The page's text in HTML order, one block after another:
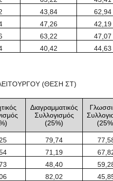
43 84 62 94
47 26 42 19
63 22 47 07
40, 42 44, 63
(ΘΕΣΗ ΣΤ)
Διαγραμματικός
Συλλογισμός
(25%)
(25
25 79 74 77
71 19 67
48 40 59
82 02 45